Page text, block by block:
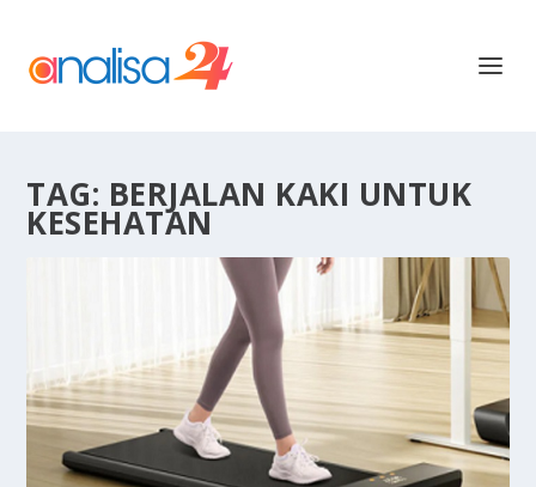
TAG: BERJALAN KAKI UNTUK
KESEHATAN